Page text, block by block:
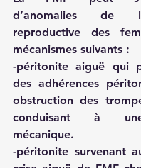
d’anomalies de
reproductive des
mécanismes suivants :
-péritonite aiguë qui
des adhérences
obstruction des
conduisant à
mécanique.
-péritonite survenant